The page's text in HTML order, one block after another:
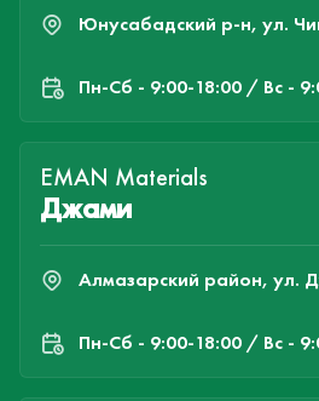
Юнусабадский р-н, ул.
Пн-Cб - 9:00-18:00 / Вс -
EMAN Materials
Джами
Алмазарский район, ул.
Пн-Cб - 9:00-18:00 / Вс -